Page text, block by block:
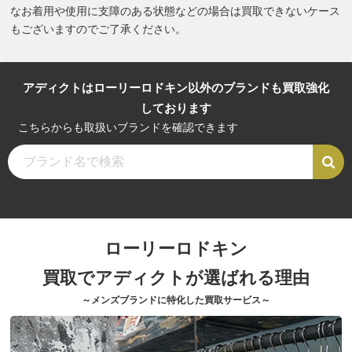
なお着用や使用に支障のある状態などの場合は買取できないケース
もございますのでご了承ください。
アディクトはローリーロドキン以外のブランドも買取強化
しております
こちらからも取扱いブランドを確認できます
ローリーロドキン
買取でアディクトが選ばれる理由
～メンズブランドに特化した買取サービス～